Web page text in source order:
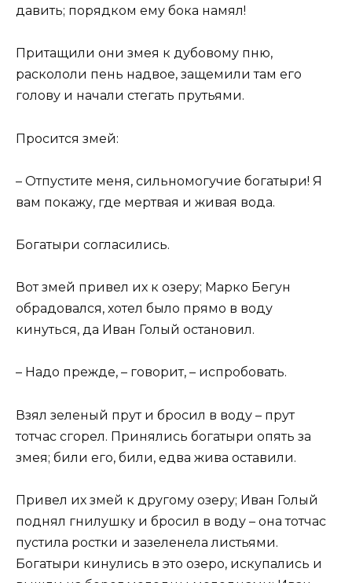
давить; порядком ему бока намял!
Притащили они змея к дубовому пню,
раскололи пень надвое, защемили там его
голову и начали стегать прутьями.
Просится змей:
– Отпустите меня, сильномогучие богатыри! Я
вам покажу, где мертвая и живая вода.
Богатыри согласились.
Вот змей привел их к озеру; Марко Бегун
обрадовался, хотел было прямо в воду
кинуться, да Иван Голый остановил.
– Надо прежде, – говорит, – испробовать.
Взял зеленый прут и бросил в воду – прут
тотчас сгорел. Принялись богатыри опять за
змея; били его, били, едва жива оставили.
Привел их змей к другому озеру; Иван Голый
поднял гнилушку и бросил в воду – она тотчас
пустила ростки и зазеленела листьями.
Богатыри кинулись в это озеро, искупались и